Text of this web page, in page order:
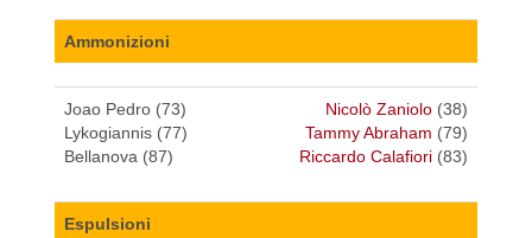
Ammonizioni
Joao Pedro (73)
Lykogiannis (77)
Bellanova (87)
Nicolò Zaniolo (38)
Tammy Abraham (79)
Riccardo Calafiori (83)
Espulsioni